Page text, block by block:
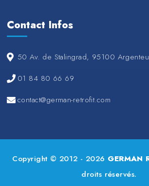
Contact Infos
50 Av. de Stalingrad, 95100
01 84 80 66 69
contact@german-retrofit.com
Copyright © 2012 - 2026 GERMAN
droits réservés.